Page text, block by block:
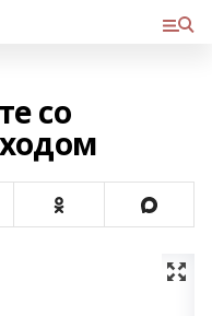
со